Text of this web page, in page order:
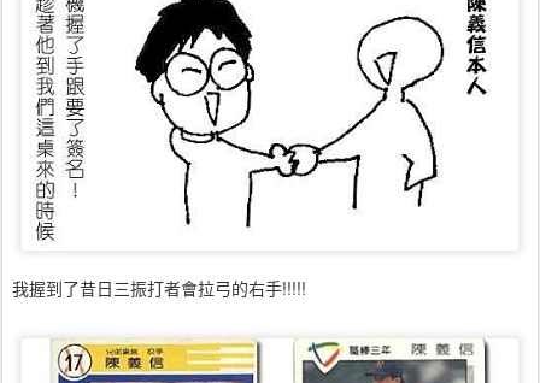
我握到了昔日三振打者會拉弓的右手!!!!!